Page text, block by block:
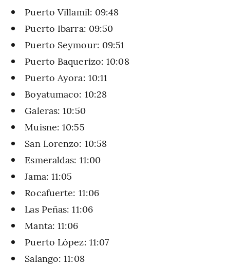
Puerto Villamil: 09:48
Puerto Ibarra: 09:50
Puerto Seymour: 09:51
Puerto Baquerizo: 10:08
Puerto Ayora: 10:11
Boyatumaco: 10:28
Galeras: 10:50
Muisne: 10:55
San Lorenzo: 10:58
Esmeraldas: 11:00
Jama: 11:05
Rocafuerte: 11:06
Las Peñas: 11:06
Manta: 11:06
Puerto López: 11:07
Salango: 11:08